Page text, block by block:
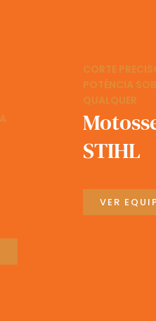
CORTE
POTÊNCIA
QUALQUER
STIHL
VER